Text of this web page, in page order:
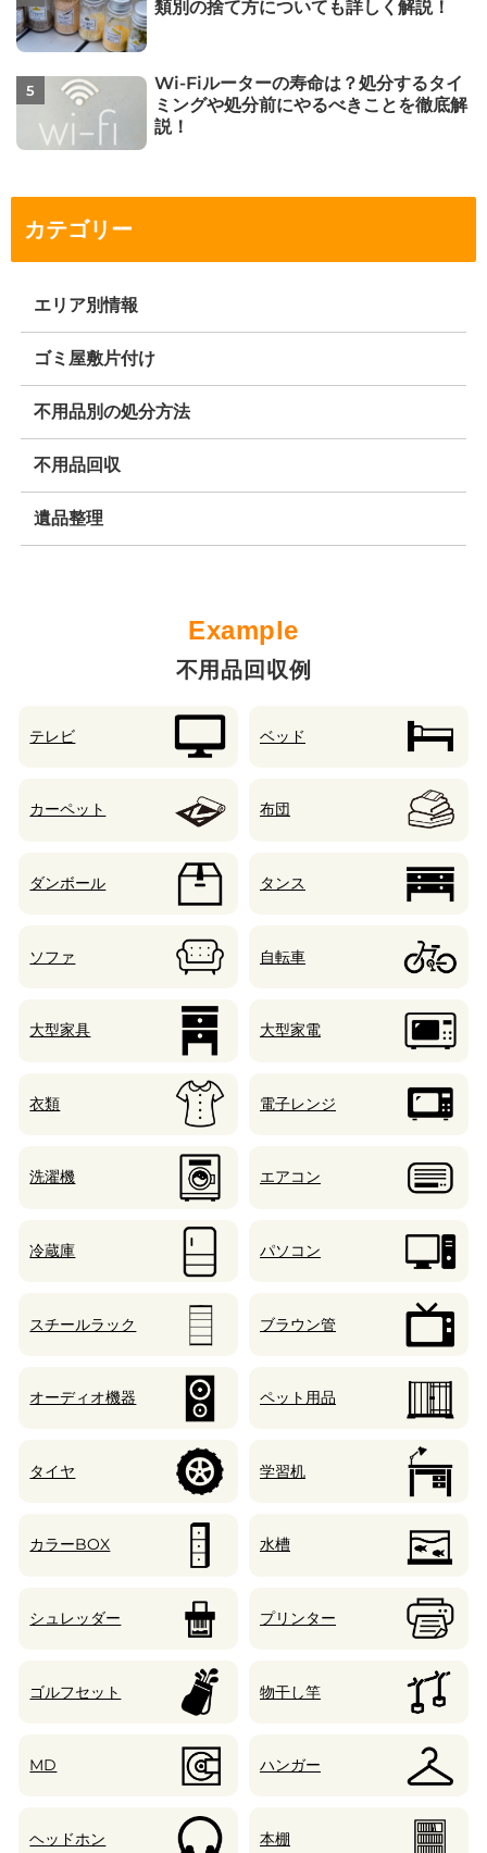
類別の捨て方についても詳しく解説！
Wi-Fiルーターの寿命は？処分するタイ
ミングや処分前にやるべきことを徹底解
説！
カテゴリー
エリア別情報
ゴミ屋敷片付け
不用品別の処分方法
不用品回収
遺品整理
不用品回収例
テレビ ベッド
カーペット 布団
ダンボール タンス
ソファ 自転車
大型家具 大型家電
衣類 電子レンジ
洗濯機 エアコン
冷蔵庫 パソコン
スチールラック ブラウン管
オーディオ機器 ペット用品
タイヤ 学習机
カラーBOX 水槽
シュレッダー プリンター
ゴルフセット 物干し竿
MD ハンガー
ヘッドホン 本棚